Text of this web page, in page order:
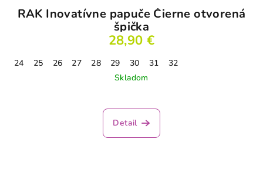
RAK Inovatívne papuče Čierne otvorená
špička
28,90 €
24 25 26 27 28 29 30 31
32
Skladom
Detail